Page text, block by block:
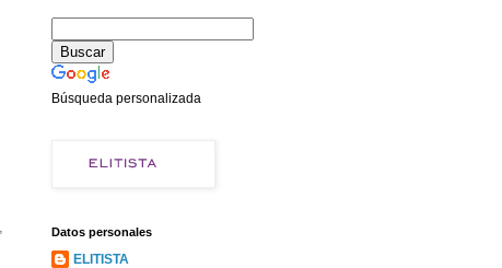
Búsqueda personalizada
Datos personales
ELITISTA